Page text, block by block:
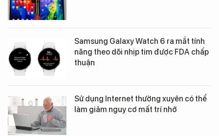
Samsung Galaxy Watch 6 ra mắt tính
năng theo dõi nhịp tim được FDA chấp
thuận
Sử dụng Internet thường xuyên có thể
làm giảm nguy cơ mất trí nhớ